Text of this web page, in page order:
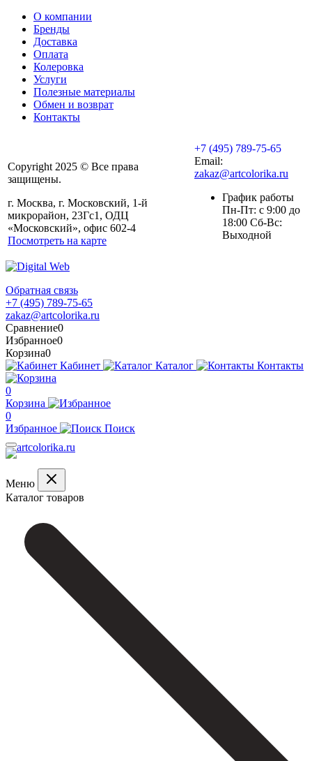
О компании
Бренды
Доставка
Оплата
Колеровка
Услуги
Полезные материалы
Обмен и возврат
Контакты
Copyright 2025 © Все права
защищены.
г. Москва, г. Московский, 1-й
микрорайон, 23Гс1, ОДЦ
«Московский», офис 602-4
Посмотреть на карте
+7 (495) 789-75-65
Email:
zakaz@artcolorika.ru
График работы
Пн-Пт: с 9:00 до
18:00 Сб-Вс:
Выходной
Обратная связь
+7 (495) 789-75-65
zakaz@artcolorika.ru
Сравнение0
Избранное0
Корзина0
Кабинет
Каталог Контакты
0
Корзина
0
Избранное
Поиск
Меню
Каталог товаров